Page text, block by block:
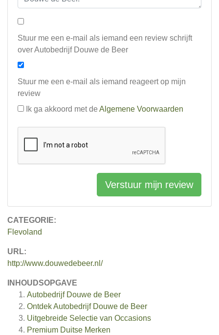
CATEGORIE:
Flevoland
URL:
http://www.douwedebeer.nl/
INHOUDSOPGAVE
Autobedrijf Douwe de Beer
Ontdek Autobedrijf Douwe de Beer
Uitgebreide Selectie van Occasions
Premium Duitse Merken
Stuur me een e-mail als iemand een review schrijft
over Autobedrijf Douwe de Beer
Stuur me een e-mail als iemand reageert op mijn
review
Ik ga akkoord met de Algemene Voorwaarden
Verstuur mijn review